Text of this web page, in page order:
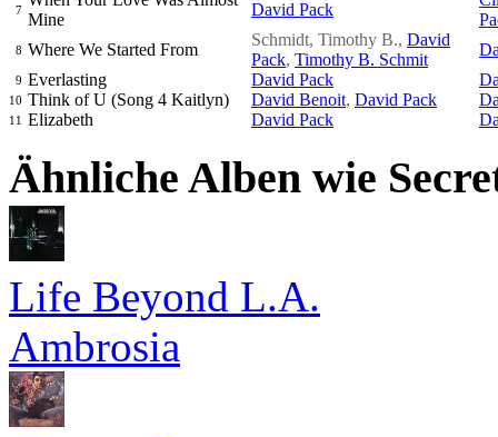
7 Mine
David Pack
8 Where We Started From
Schmidt, Timothy B., David
Pack, Timothy B. Schmit
9 Everlasting David Pack
10 Think of U (Song 4 Kaitlyn) David Benoit, David Pack
11 Elizabeth David Pack
Ähnliche Alben wie
Life Beyond L.A.
Ambrosia